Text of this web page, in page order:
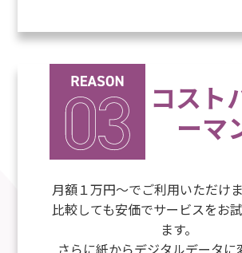
コスト
ーマ
月額１万円～でご利用いただけ
比較しても安価でサービスをお
ます。
さらに紙からデジタルデータに